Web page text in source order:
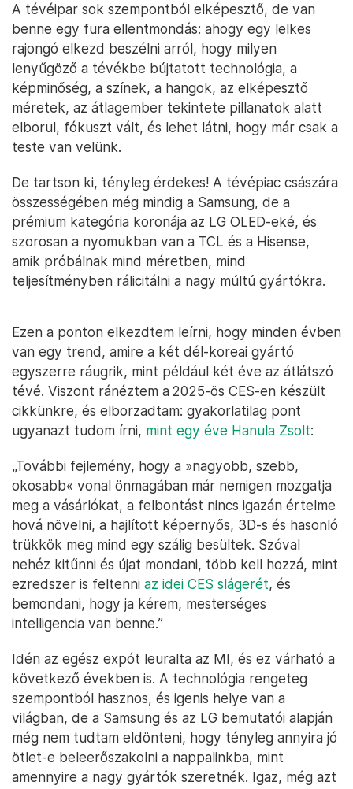
A tévéipar sok szempontból elképesztő, de van
benne egy fura ellentmondás: ahogy egy lelkes
rajongó elkezd beszélni arról, hogy milyen
lenyűgöző a tévékbe bújtatott technológia, a
képminőség, a színek, a hangok, az elképesztő
méretek, az átlagember tekintete pillanatok alatt
elborul, fókuszt vált, és lehet látni, hogy már csak a
teste van velünk.
De tartson ki, tényleg érdekes! A tévépiac császára
összességében még mindig a Samsung, de a
prémium kategória koronája az LG OLED-eké, és
szorosan a nyomukban van a TCL és a Hisense,
amik próbálnak mind méretben, mind
teljesítményben rálicitálni a nagy múltú gyártókra.
Ezen a ponton elkezdtem leírni, hogy minden évben
van egy trend, amire a két dél-koreai gyártó
egyszerre ráugrik, mint például két éve az átlátszó
tévé. Viszont ránéztem a 2025-ös CES-en készült
cikkünkre, és elborzadtam: gyakorlatilag pont
ugyanazt tudom írni, mint egy éve Hanula Zsolt:
„További fejlemény, hogy a »nagyobb, szebb,
okosabb« vonal önmagában már nemigen mozgatja
meg a vásárlókat, a felbontást nincs igazán értelme
hová növelni, a hajlított képernyős, 3D-s és hasonló
trükkök meg mind egy szálig besültek. Szóval
nehéz kitűnni és újat mondani, több kell hozzá, mint
ezredszer is feltenni az idei CES slágerét, és
bemondani, hogy ja kérem, mesterséges
intelligencia van benne.”
Idén az egész expót leuralta az MI, és ez várható a
következő években is. A technológia rengeteg
szempontból hasznos, és igenis helye van a
világban, de a Samsung és az LG bemutatói alapján
még nem tudtam eldönteni, hogy tényleg annyira jó
ötlet-e beleerőszakolni a nappalinkba, mint
amennyire a nagy gyártók szeretnék. Igaz, még azt